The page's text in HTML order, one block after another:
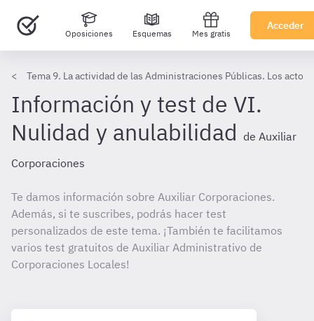
Oposiciones Esquemas Mes gratis
Acceder
Tema 9. La actividad de las Administraciones Públicas. Los
Información y test de VI.
Nulidad y anulabilidad de Auxiliar
Corporaciones
Te damos información sobre Auxiliar Corporaciones.
Además, si te suscribes, podrás hacer test
personalizados de este tema. ¡También te facilitamos
varios test gratuitos de Auxiliar Administrativo de
Corporaciones Locales!